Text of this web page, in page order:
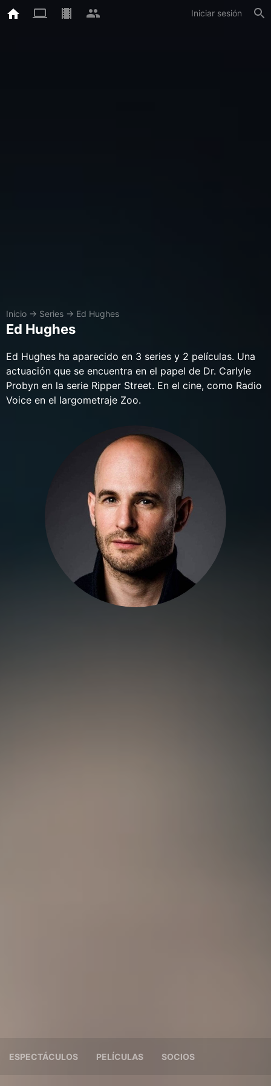
Iniciar sesión
Inicio → Series → Ed Hughes
Ed Hughes
Ed Hughes ha aparecido en 3 series y 2 películas. Una
actuación que se encuentra en el papel de Dr. Carlyle
Probyn en la serie Ripper Street. En el cine, como Radio
Voice en el largometraje Zoo.
ESPECTÁCULOS PELÍCULAS SOCIOS